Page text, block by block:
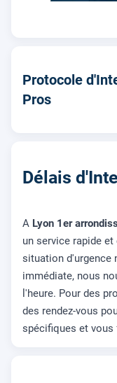
Protocole
Pros
Délais
A Lyon 1er
un service rapide
situation d'urgence
immédiate, nous
l'heure. Pour des
des rendez-vous
spécifiques et vous